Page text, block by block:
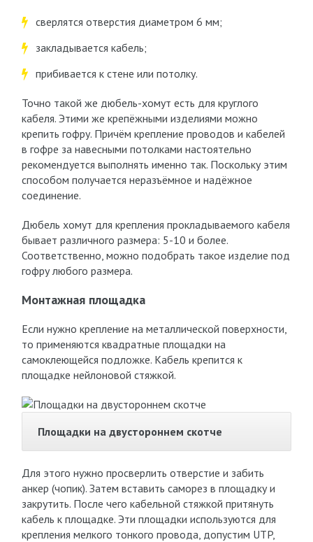
сверлятся отверстия диаметром 6 мм;
закладывается кабель;
прибивается к стене или потолку.
Точно такой же дюбель-хомут есть для круглого
кабеля. Этими же крепёжными изделиями можно
крепить гофру. Причём крепление проводов и кабелей
в гофре за навесными потолками настоятельно
рекомендуется выполнять именно так. Поскольку этим
способом получается неразъёмное и надёжное
соединение.
Дюбель хомут для крепления прокладываемого кабеля
бывает различного размера: 5-10 и более.
Соответственно, можно подобрать такое изделие под
гофру любого размера.
Монтажная площадка
Если нужно крепление на металлической поверхности,
то применяются квадратные площадки на
самоклеющейся подложке. Кабель крепится к
площадке нейлоновой стяжкой.
Площадки на двустороннем скотче
Для этого нужно просверлить отверстие и забить
анкер (чопик). Затем вставить саморез в площадку и
закрутить. После чего кабельной стяжкой притянуть
кабель к площадке. Эти площадки используются для
крепления мелкого тонкого провода, допустим UTP,